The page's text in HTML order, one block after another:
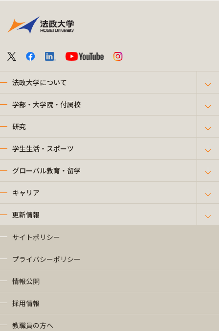
法政大学について
学部・大学院・付属校
研究
学生生活・スポーツ
グローバル教育・留学
キャリア
更新情報
サイトポリシー
プライバシーポリシー
情報公開
採用情報
教職員の方へ